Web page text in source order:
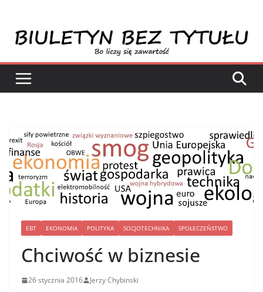
treści
EBT EKONOMIA POLITYKA SOCJOTECHNIKA SPOŁECZEŃSTWO
Chciwość w biznesie
26 stycznia 2016 Jerzy Chybinski